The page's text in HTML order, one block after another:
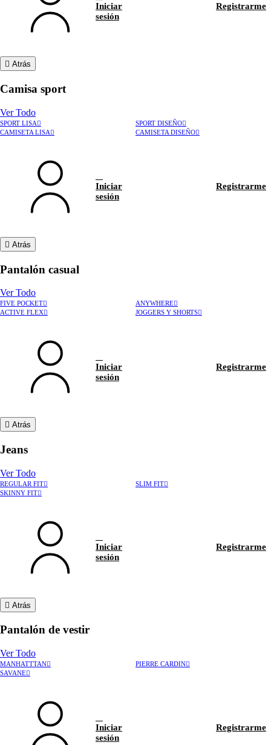
Iniciar
sesión
Registrarme
Atrás
Camisa sport
Ver Todo
SPORT LISA
SPORT DISEÑO
CAMISETA LISA
CAMISETA DISEÑO
Iniciar
sesión
Registrarme
Atrás
Pantalón casual
Ver Todo
FIVE POCKET
ANYWHERE
ACTIVE FLEX
JOGGERS Y SHORTS
Iniciar
sesión
Registrarme
Atrás
Jeans
Ver Todo
REGULAR FIT
SLIM FIT
SKINNY FIT
Iniciar
sesión
Registrarme
Atrás
Pantalón de vestir
Ver Todo
MANHATTTAN
PIERRE CARDIN
SAVANE
Iniciar
sesión
Registrarme
Hablar con asesor